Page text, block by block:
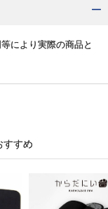
により実際の商品と
すすめ